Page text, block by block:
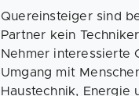
Quereinsteiger sind
Partner kein
Nehmer interessierte
Umgang mit
Haustechnik, Energie